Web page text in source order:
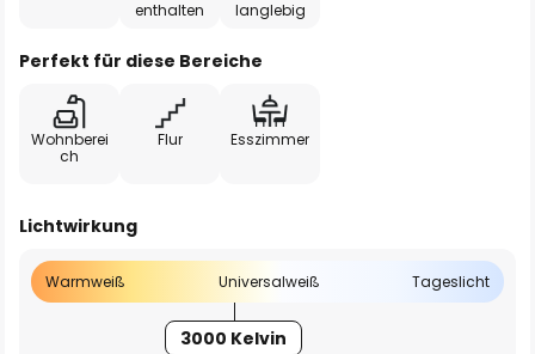
enthalten
langlebig
Perfekt für diese Bereiche
Wohnberei
ch
Flur Esszimmer
Lichtwirkung
Warmweiß Universalweiß Tageslicht
3000 Kelvin